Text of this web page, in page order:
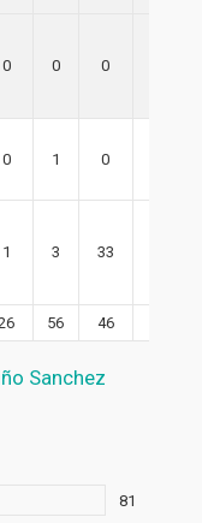
0 0 0
0 1 0
1 3 33
56 46
Sanchez
81